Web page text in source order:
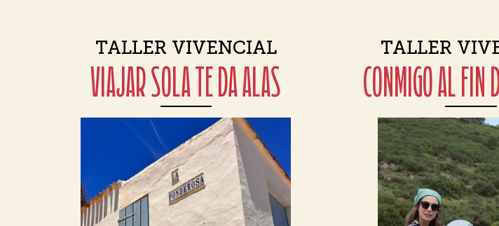
TALLER VIVENCIAL
VIAJAR SOLA TE DA ALAS
TALLER
CONMIGO AL FIN